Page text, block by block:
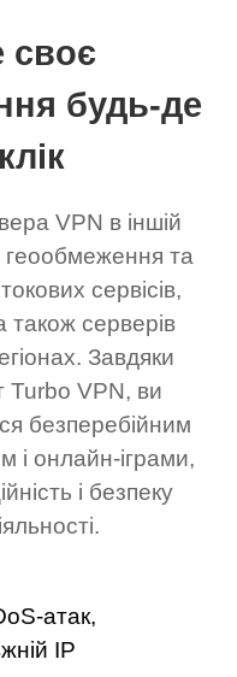
своє
будь-де
VPN в іншій
геообмеження та
сервісів,
також серверів
Завдяки
Turbo VPN, ви
безперебійним
і онлайн-іграми,
і безпеку